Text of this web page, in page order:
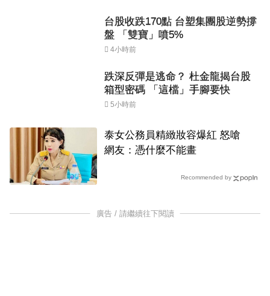
台股收跌170點 台塑集團股逆勢撐
盤 「雙寶」噴5%
4小時前
跌深反彈是逃命？ 杜金龍揭台股
箱型密碼 「這檔」手腳要快
5小時前
泰女公務員精緻妝容爆紅 怒嗆
網友：憑什麼不能畫
Recommended by
廣告 / 請繼續往下閱讀